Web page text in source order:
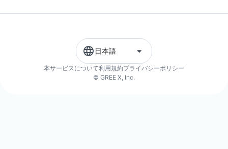
日本語
本サービスについて利用規約プライバシーポリシー
© GREE X, Inc.